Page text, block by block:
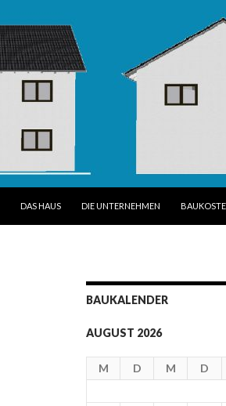
DAS HAUS DIE UNTERNEHMEN
BAUKALENDER
AUGUST 2026
M D M D